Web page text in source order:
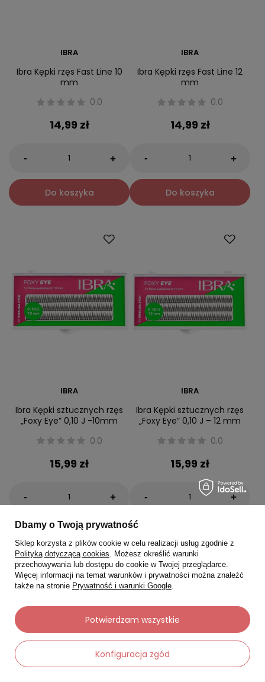
IBRA
Ibra Kępki rzęs Fast Line 10
mm
0.0
14,99 zł
- +
Do koszyka
IBRA
Ibra Kępki rzęs Fast Line 12
mm
0.0
14,99 zł
- +
Do koszyka
IBRA
Ibra Kępki sztucznych rzęs
„Foxy Eye” 0,10 J -10mm
0.0
15,99 zł
- +
Do koszyka
IBRA
Ibra Kępki sztucznych rzęs
„Foxy Eye” 0,10 J – 12 mm
0.0
15,99 zł
- +
Dbamy o Twoją prywatność
Sklep korzysta z plików cookie w celu realizacji usług zgodnie z
Polityką dotyczącą cookies. Możesz określić warunki
przechowywania lub dostępu do cookie w Twojej przeglądarce.
Więcej informacji na temat warunków i prywatności można znaleźć
także na stronie Prywatność i warunki Google.
Konfiguracja zgód
Potwierdzam wszystkie